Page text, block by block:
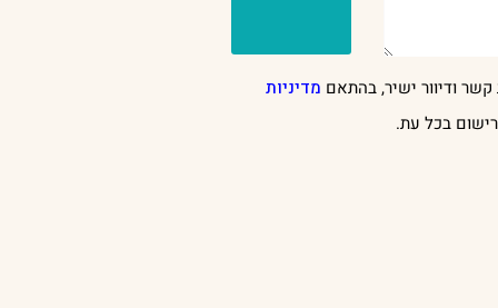
ודיוור ישיר, בהתאם מדיניות
בכל עת.